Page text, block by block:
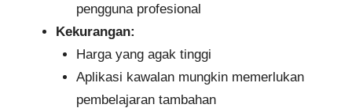
pengguna profesional
Kekurangan:
Harga yang agak tinggi
Aplikasi kawalan mungkin memerlukan
pembelajaran tambahan